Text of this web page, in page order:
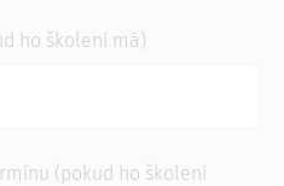
ho školení má)
(pokud ho školení